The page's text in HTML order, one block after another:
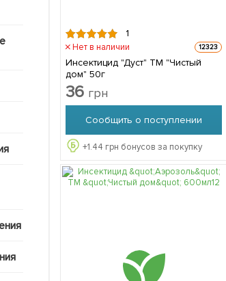
1
Нет в наличии 12323
Инсектицид "Дуст" ТМ "Чистый
дом" 50г
36 грн
Сообщить о поступлении
+1.44 грн бонусов за покупку